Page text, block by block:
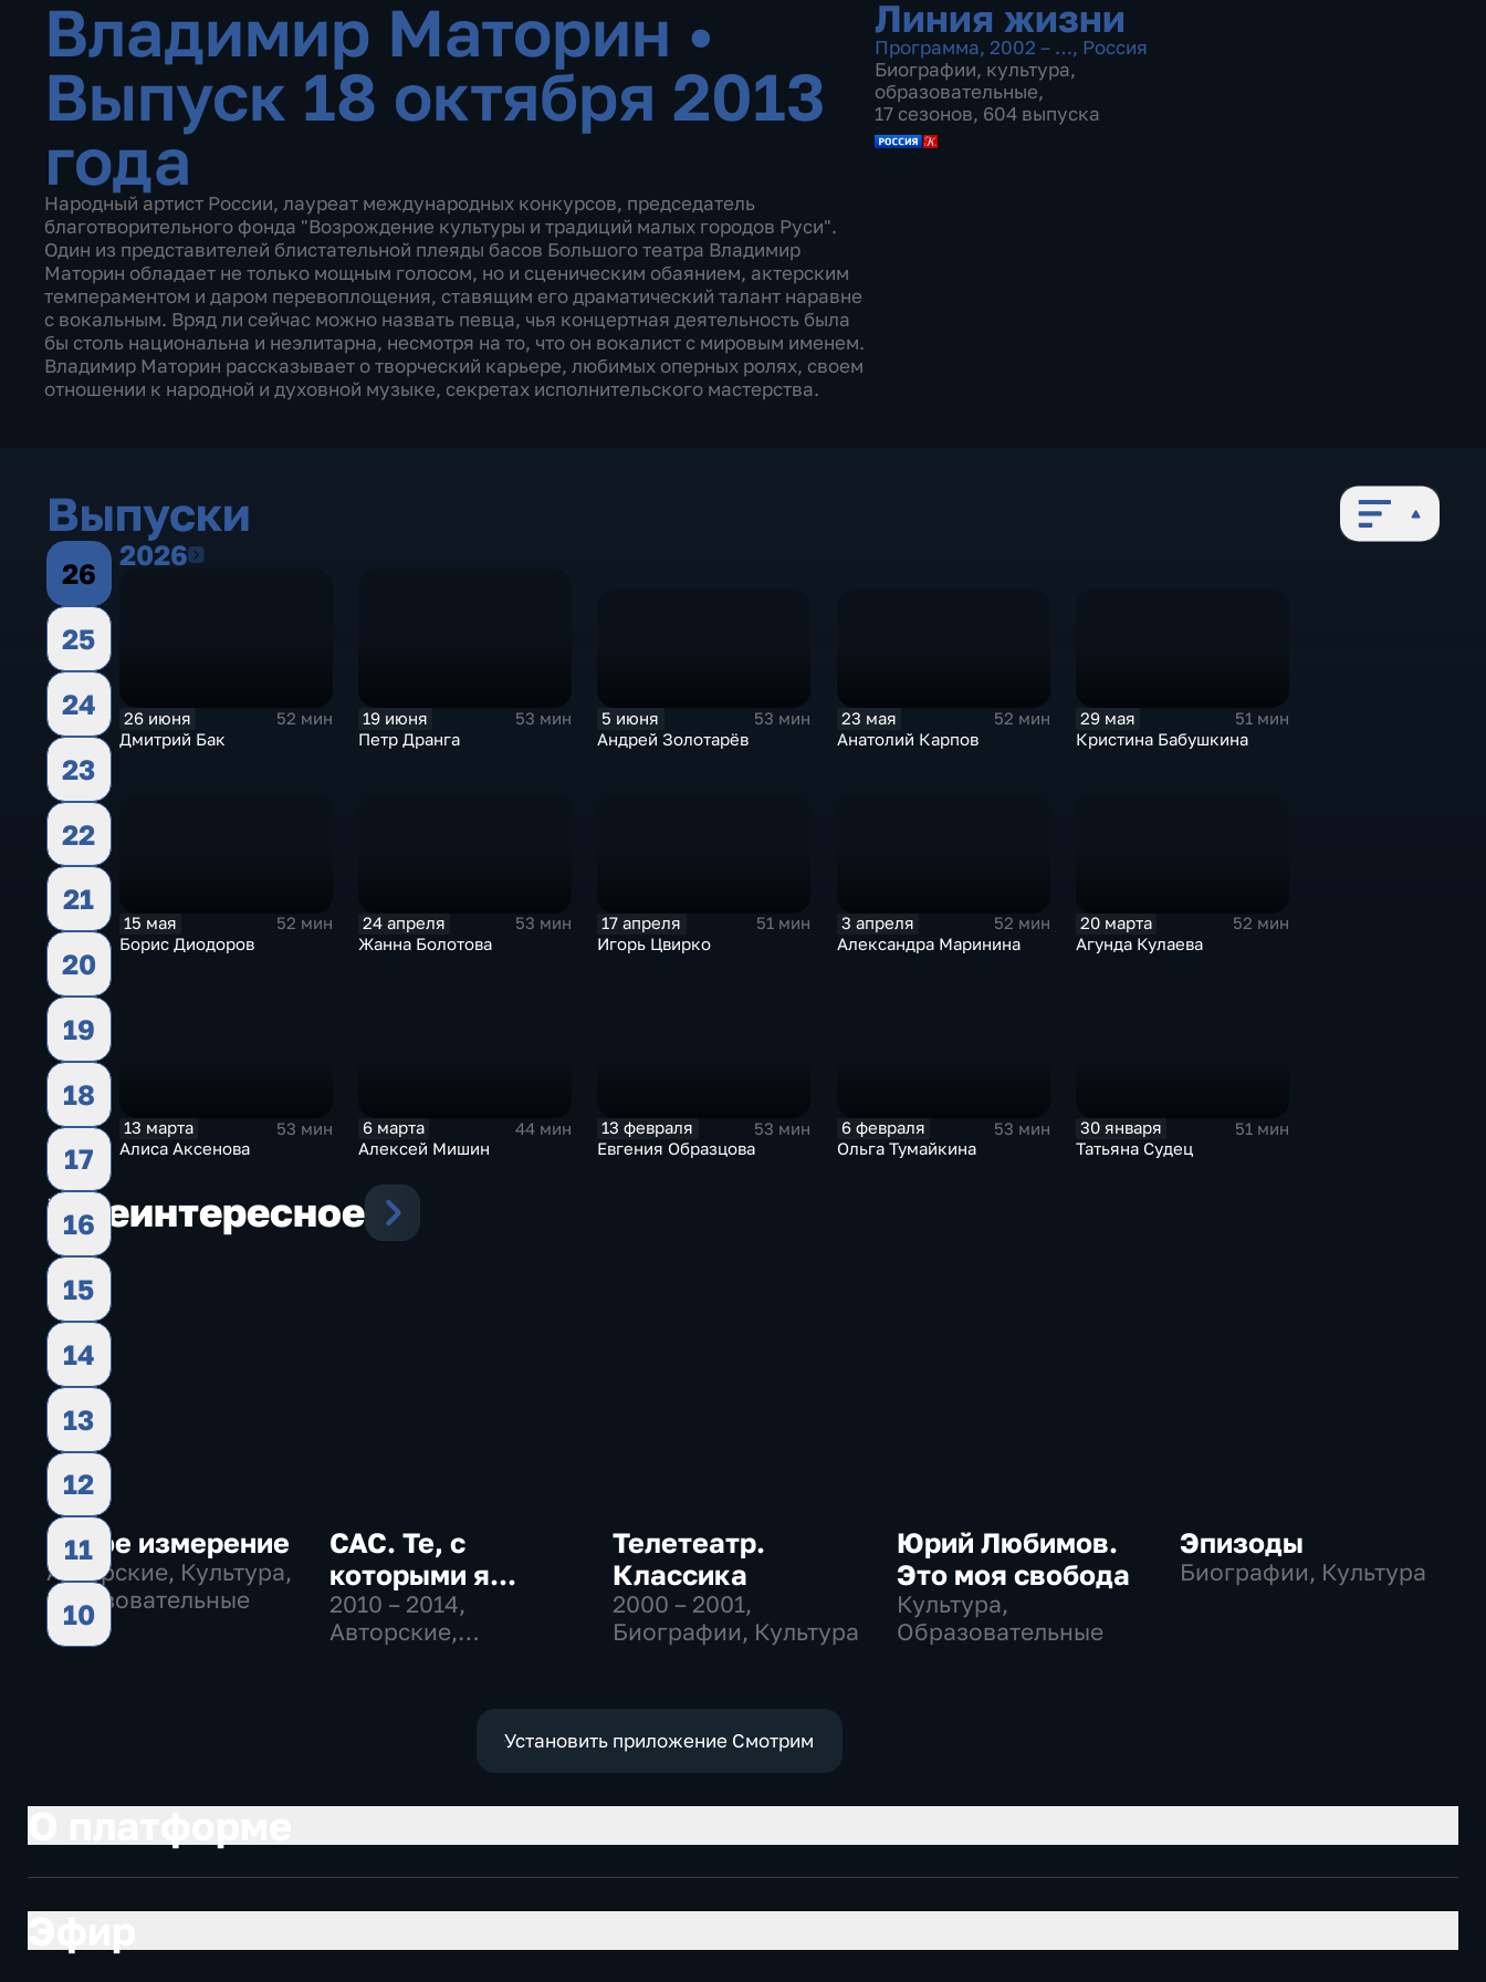
Владимир Маторин •
Выпуск 18 октября 2013
года
Народный артист России, лауреат международных конкурсов, председатель
благотворительного фонда "Возрождение культуры и традиций малых городов Руси".
Один из представителей блистательной плеяды басов Большого театра Владимир
Маторин обладает не только мощным голосом, но и сценическим обаянием, актерским
темпераментом и даром перевоплощения, ставящим его драматический талант наравне
с вокальным. Вряд ли сейчас можно назвать певца, чья концертная деятельность была
бы столь национальна и неэлитарна, несмотря на то, что он вокалист с мировым именем.
Владимир Маторин рассказывает о творческий карьере, любимых оперных ролях, своем
отношении к народной и духовной музыке, секретах исполнительского мастерства.
Линия жизни
Программа, 2002 – …, Россия
Биографии, культура,
образовательные,
17 сезонов, 604 выпуска
Выпуски
26
25
24
23
22
21
20
19
18
17
16
15
14
13
12
11
10
20262026
26 июня
52 мин
Дмитрий Бак
19 июня
53 мин
Петр Дранга
5 июня
53 мин
Андрей Золотарёв
23 мая
52 мин
Анатолий Карпов
29 мая
51 мин
Кристина Бабушкина
15 мая
52 мин
Борис Диодоров
24 апреля
53 мин
Жанна Болотова
17 апреля
51 мин
Игорь Цвирко
3 апреля
52 мин
Александра Маринина
20 марта
52 мин
Агунда Кулаева
13 марта
53 мин
Алиса Аксенова
6 марта
44 мин
Алексей Мишин
13 февраля
53 мин
Евгения Образцова
6 февраля
53 мин
Ольга Тумайкина
30 января
51 мин
Татьяна Судец
Ещеинтересное
Пятое измерение
Авторские, Культура,
образовательные
САС. Те, с
которыми я...
2010 – 2014,
Авторские,
Телетеатр.
Классика
2000 – 2001,
Биографии, Культура
Юрий Любимов.
Это моя свобода
Культура,
Образовательные
Эпизоды
Биографии, Культура
Установить приложение Смотрим